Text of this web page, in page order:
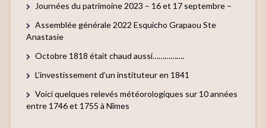
Journées du patrimoine 2023 – 16 et 17 septembre –
Assemblée générale 2022 Esquicho Grapaou Ste
Anastasie
Octobre 1818 était chaud aussi…………….
L’investissement d’un instituteur en 1841
Voici quelques relevés météorologiques sur 10 années
entre 1746 et 1755 à Nîmes